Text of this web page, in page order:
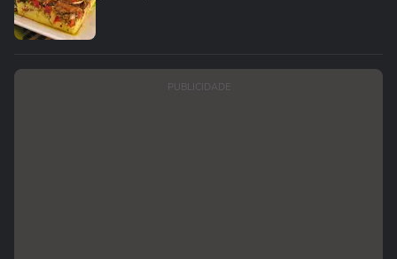
PUBLICIDADE